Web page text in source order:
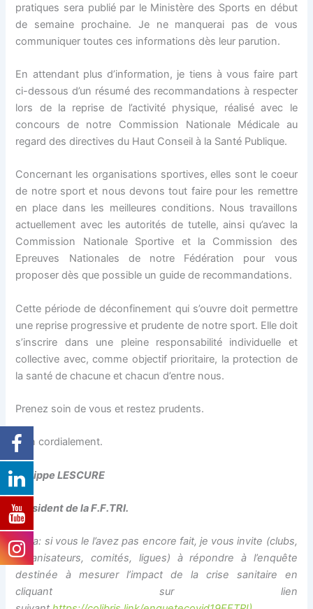
pratiques sera publié par le Ministère des Sports en début
de semaine prochaine. Je ne manquerai pas de vous
communiquer toutes ces informations dès leur parution.
En attendant plus d’information, je tiens à vous faire part
ci-dessous d’un résumé des recommandations à respecter
lors de la reprise de l’activité physique, réalisé avec le
concours de notre Commission Nationale Médicale au
regard des directives du Haut Conseil à la Santé Publique.
Concernant les organisations sportives, elles sont le coeur
de notre sport et nous devons tout faire pour les remettre
en place dans les meilleures conditions. Nous travaillons
actuellement avec les autorités de tutelle, ainsi qu’avec la
Commission Nationale Sportive et la Commission des
Epreuves Nationales de notre Fédération pour vous
proposer dès que possible un guide de recommandations.
Cette période de déconfinement qui s’ouvre doit permettre
une reprise progressive et prudente de notre sport. Elle doit
s’inscrire dans une pleine responsabilité individuelle et
collective avec, comme objectif prioritaire, la protection de
la santé de chacune et chacun d’entre nous.
Prenez soin de vous et restez prudents.
Bien cordialement.
Philippe LESCURE
Président de la F.F.TRI.
Nota: si vous le l’avez pas encore fait, je vous invite (clubs,
organisateurs, comités, ligues) à répondre à l’enquête
destinée à mesurer l’impact de la crise sanitaire en
cliquant sur lien